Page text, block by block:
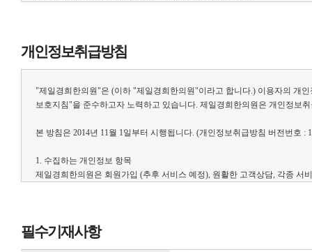
이 약관에 명시되지 않은 사항이 관계법령에 규정되어 있을 경우에는 그 규
제2장 회원 가입과 서비스 이용
회원이란 제일경희한의원에서 회원으로 적합하다고 인정하는 일반 개인
제2조 서비스 가입의 성립
(1) 서비스 가입은 이용자의 이용신청에 대한 제일경희한의원의 이용승낙
(5) 제일경희한의원은 다음 각 호에 해당하는 가입신청에 대하여는 승낙하지
개인정보취급방침
"제일경희한의원"은 (이하 "제일경희한의원"이라고 합니다.) 이용자의 개
보호지침"을 준수하고자 노력하고 있습니다. 제일경희한의원은 개인정보
본 방침은 2014년 11월 1일부터 시행됩니다. (개인정보취급방침 버전번호 :
1. 수집하는 개인정보 항목
제일경희한의원은 회원가입 (추후 서비스 예정), 원활한 고객상담, 각종
2. 개인정보의 수집 및 이용목적
필수기재사항